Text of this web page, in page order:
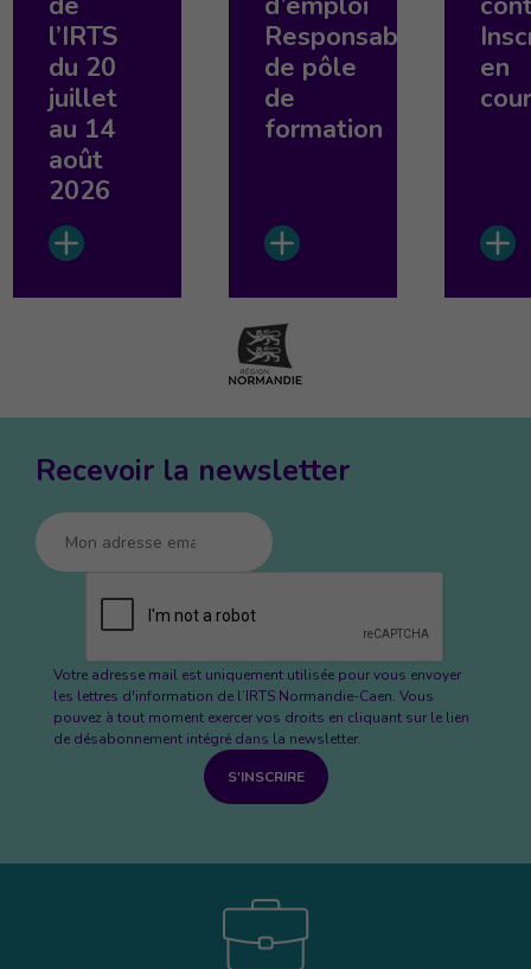
l’IRTS
du 20
juillet
au 14
août
2026
Responsable
de pôle
de
formation
en
Recevoir la newsletter
Votre adresse mail est uniquement utilisée pour vous envoyer
les lettres d'information de l’IRTS Normandie-Caen. Vous
pouvez à tout moment exercer vos droits en cliquant sur le lien
de désabonnement intégré dans la newsletter.
S'INSCRIRE